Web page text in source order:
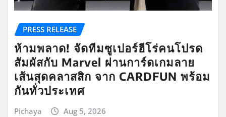
PRESS RELEASE
ห้ามพลาด! จัดทีมซูเปอร์ฮีโร่คนโปรด
สัมผัสกับ Marvel ผ่านการ์ดเกมลาย
เส้นสุดคลาสสิก จาก CARDFUN พร้อม
กันทั่วประเทศ
Pichaya Aug 5, 2026